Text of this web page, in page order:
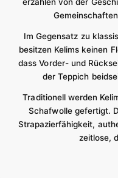
Im Gegensatz zu
besitzen Kelims keinen
dass Vorder- und
der Teppich
Traditionell werden
Schafwolle gefertigt.
Strapazierfähigkeit,
zeitlose,